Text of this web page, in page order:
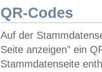
QR-Codes
Auf der
Seite anzeigen" ein
Stammdatenseite